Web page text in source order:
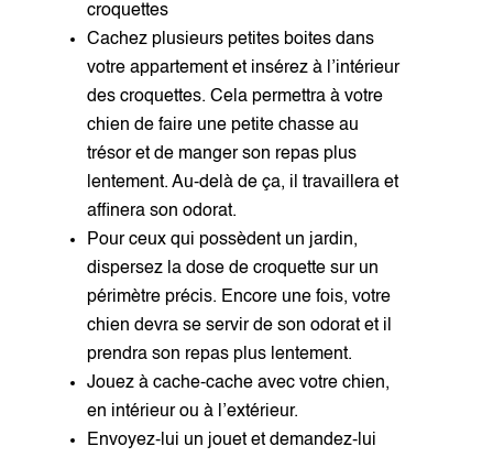
croquettes
Cachez plusieurs petites boites dans
votre appartement et insérez à l’intérieur
des croquettes. Cela permettra à votre
chien de faire une petite chasse au
trésor et de manger son repas plus
lentement. Au-delà de ça, il travaillera et
affinera son odorat.
Pour ceux qui possèdent un jardin,
dispersez la dose de croquette sur un
périmètre précis. Encore une fois, votre
chien devra se servir de son odorat et il
prendra son repas plus lentement.
Jouez à cache-cache avec votre chien,
en intérieur ou à l’extérieur.
Envoyez-lui un jouet et demandez-lui